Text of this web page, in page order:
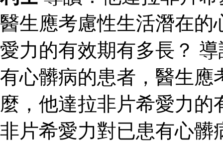
醫生應考慮性生活潛在的
愛力的有效期有多長？
有心髒病的患者，醫生應
麼，他達拉非片希愛力
非片希愛力對已患有心髒